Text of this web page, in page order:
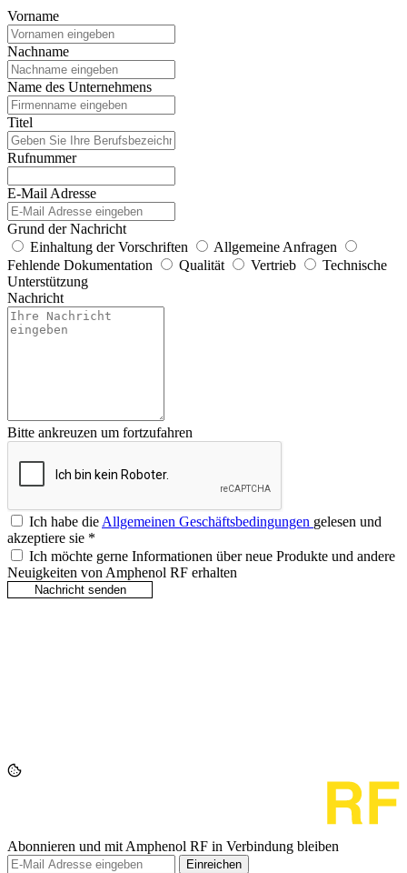
Vorname
Nachname
Name des Unternehmens
Titel
Rufnummer
E-Mail Adresse
Grund der Nachricht
Einhaltung der Vorschriften
Allgemeine Anfragen
Fehlende Dokumentation
Qualität Vertrieb
Technische
Unterstützung
Nachricht
Bitte ankreuzen um fortzufahren
Ich habe dieAllgemeinen Geschäftsbedingungen gelesen und
akzeptiere sie *
Ich möchte gerne Informationen über neue Produkte und andere
Neuigkeiten von Amphenol RF erhalten
Abonnieren und mit Amphenol RF in Verbindung bleiben
Einreichen